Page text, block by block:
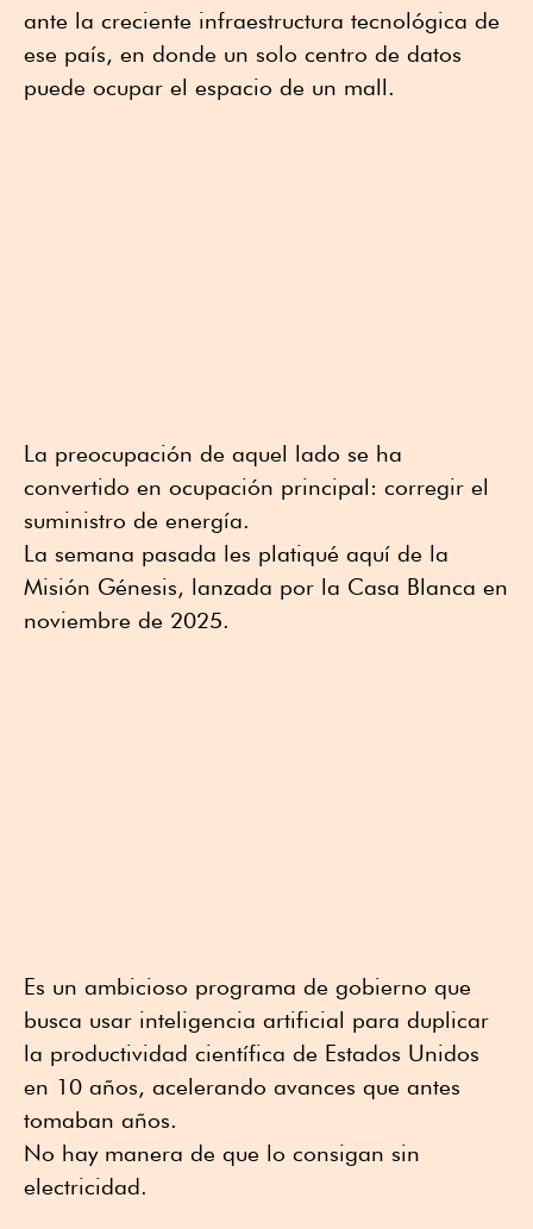
ante la creciente infraestructura tecnológica de
ese país, en donde un solo centro de datos
puede ocupar el espacio de un mall.
La preocupación de aquel lado se ha
convertido en ocupación principal: corregir el
suministro de energía.
La semana pasada les platiqué aquí de la
Misión Génesis, lanzada por la Casa Blanca en
noviembre de 2025.
Es un ambicioso programa de gobierno que
busca usar inteligencia artificial para duplicar
la productividad científica de Estados Unidos
en 10 años, acelerando avances que antes
tomaban años.
No hay manera de que lo consigan sin
electricidad.